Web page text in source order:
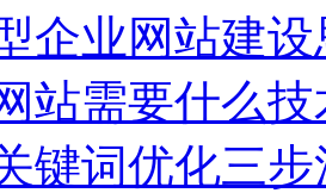
企业网站建设
站需要什么技
键词优化三步